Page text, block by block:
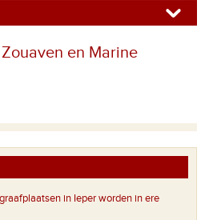
en Marine
in Ieper worden in ere